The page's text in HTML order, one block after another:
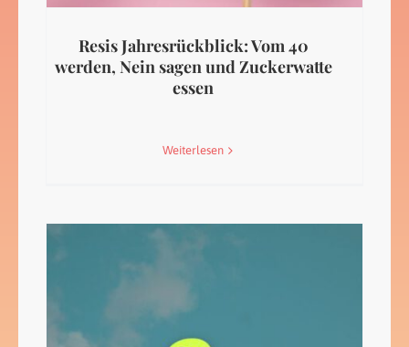
Resis Jahresrückblick: Vom 40
werden, Nein sagen und Zuckerwatte
essen
Weiterlesen